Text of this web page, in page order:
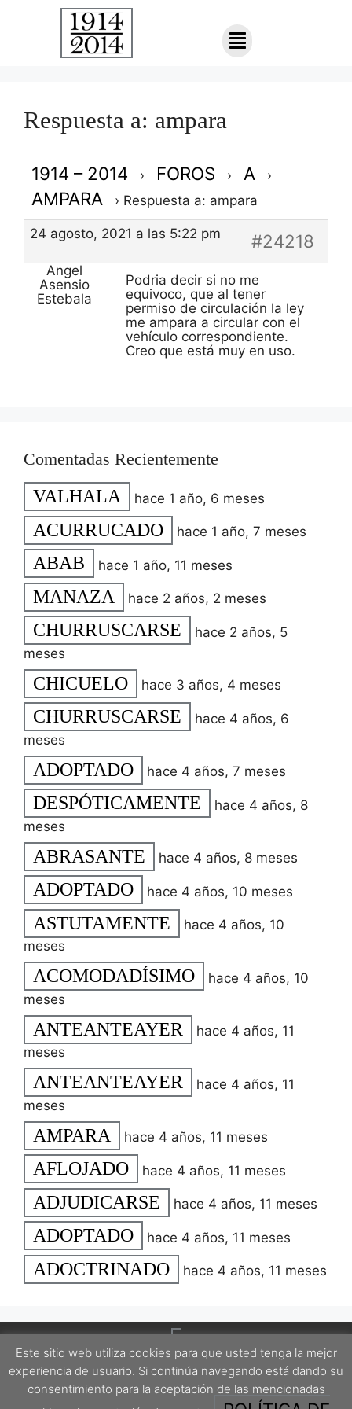
Respuesta a: ampara
1914 – 2014 › FOROS › A ›
AMPARA › Respuesta a: ampara
24 agosto, 2021 a las 5:22 pm #24218
Angel
Asensio
Estebala
Podria decir si no me
equivoco, que al tener
permiso de circulación la ley
me ampara a circular con el
vehículo correspondiente.
Creo que está muy en uso.
Comentadas Recientemente
VALHALA hace 1 año, 6 meses
ACURRUCADO hace 1 año, 7 meses
ABAB hace 1 año, 11 meses
MANAZA hace 2 años, 2 meses
CHURRUSCARSE
hace 2 años, 5
meses
CHICUELO hace 3 años, 4 meses
CHURRUSCARSE
hace 4 años, 6
meses
ADOPTADO hace 4 años, 7 meses
DESPÓTICAMENTE
hace 4 años, 8
meses
ABRASANTE hace 4 años, 8 meses
ADOPTADO hace 4 años, 10 meses
ASTUTAMENTE
hace 4 años, 10
meses
ACOMODADÍSIMO
hace 4 años, 10
meses
ANTEANTEAYER
hace 4 años, 11
meses
ANTEANTEAYER
hace 4 años, 11
meses
AMPARA hace 4 años, 11 meses
AFLOJADO hace 4 años, 11 meses
ADJUDICARSE hace 4 años, 11 meses
ADOPTADO hace 4 años, 11 meses
ADOCTRINADO hace 4 años, 11 meses
Este sitio web utiliza cookies para que usted tenga la mejor
experiencia de usuario. Si continúa navegando está dando su
consentimiento para la aceptación de las mencionadas